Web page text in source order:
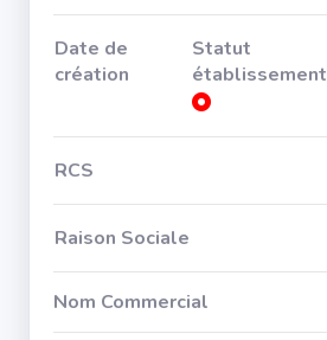
Date de
création
Statut
établissement
RCS
Raison Sociale
Nom Commercial